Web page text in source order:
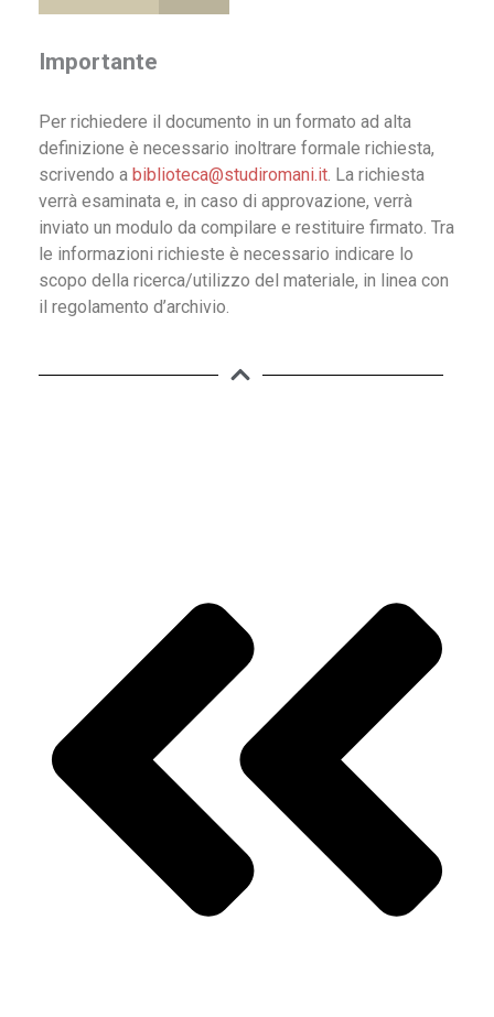
Importante
Per richiedere il documento in un formato ad alta
definizione è necessario inoltrare formale richiesta,
scrivendo a biblioteca@studiromani.it. La richiesta
verrà esaminata e, in caso di approvazione, verrà
inviato un modulo da compilare e restituire firmato. Tra
le informazioni richieste è necessario indicare lo
scopo della ricerca/utilizzo del materiale, in linea con
il regolamento d’archivio.